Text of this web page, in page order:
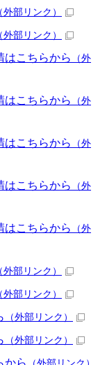
（外部リンク）
（外部リンク）
はこちらから
（外
はこちらから
（外
はこちらから
（外
はこちらから
（外
はこちらから
（外
（外部リンク）
（外部リンク）
（外部リンク）
（外部リンク）
から